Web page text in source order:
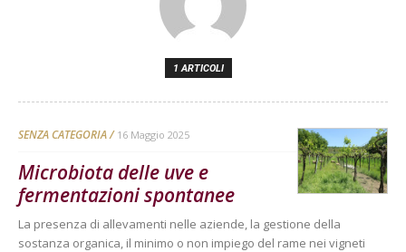
1 ARTICOLI
SENZA CATEGORIA 16 Maggio 2025
Microbiota delle uve e
fermentazioni spontanee
La presenza di allevamenti nelle aziende, la gestione della
sostanza organica, il minimo o non impiego del rame nei vigneti